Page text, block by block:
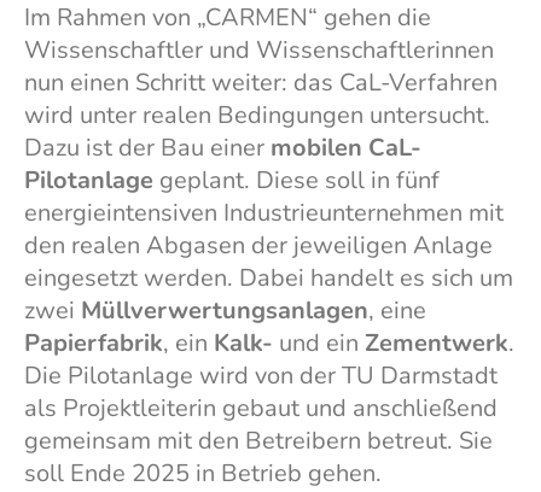
Im Rahmen von „CARMEN“ gehen die
Wissenschaftler und Wissenschaftlerinnen
nun einen Schritt weiter: das CaL-Verfahren
wird unter realen Bedingungen untersucht.
Dazu ist der Bau einer mobilen CaL-
Pilotanlage geplant. Diese soll in fünf
energieintensiven Industrieunternehmen mit
den realen Abgasen der jeweiligen Anlage
eingesetzt werden. Dabei handelt es sich um
zwei Müllverwertungsanlagen, eine
Papierfabrik, ein Kalk- und ein Zementwerk.
Die Pilotanlage wird von der TU Darmstadt
als Projektleiterin gebaut und anschließend
gemeinsam mit den Betreibern betreut. Sie
soll Ende 2025 in Betrieb gehen.